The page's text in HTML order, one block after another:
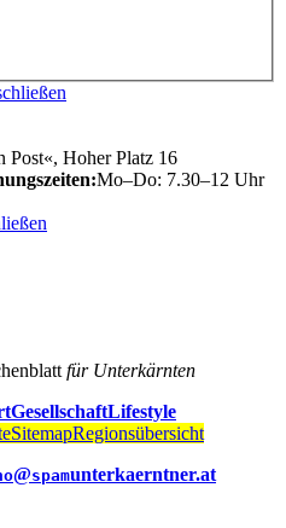
Post«, Hoher Platz 16
Mo–Do: 7.30–12 Uhr
für Unterkärnten
GesellschaftLifestyle
SitemapRegionsübersicht
@spamunterkaerntner.at